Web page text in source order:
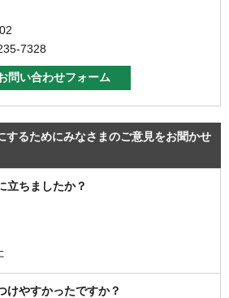
7328
するためにみなさまのご意見をお聞かせ
立ちましたか？
けやすかったですか？